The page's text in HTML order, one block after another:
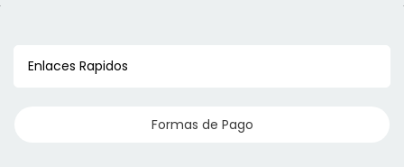
Enlaces Rapidos
Formas de Pago